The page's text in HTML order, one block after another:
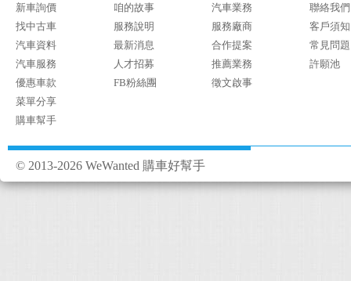
新車詢價
找中古車
汽車資料
汽車服務
優惠車款
菜單分享
購車幫手
咱的故事
服務說明
最新消息
人才招募
FB粉絲團
汽車業務
服務廠商
合作提案
推薦業務
徵文啟事
聯絡我們
客戶須知
常見問題
許願池
© 2013-2026 WeWanted 購車好幫手